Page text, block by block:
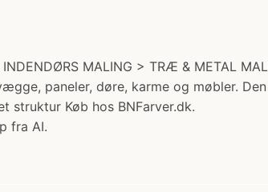
MALING > TRÆ & METAL
paneler, døre, karme og møbler.
struktur Køb hos BNFarver.dk.
fra AI.